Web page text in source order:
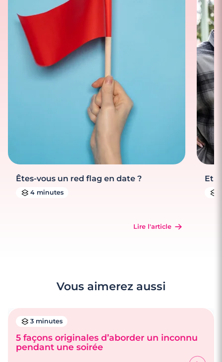
Êtes-vous un red flag en date ?
4 minutes
Lire l'article
Et
Vous aimerez aussi
3 minutes
5 façons originales d’aborder un inconnu
pendant une soirée